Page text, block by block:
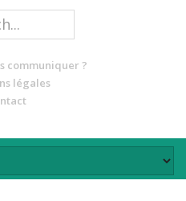
communiquer ?
légales